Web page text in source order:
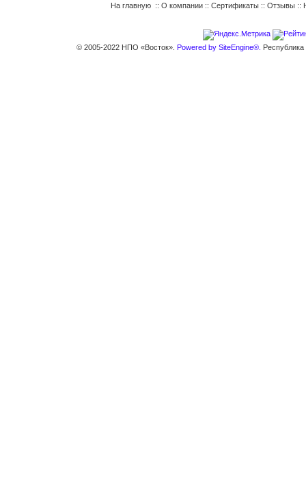
На главную :: О компании :: Сертификаты :: Отзывы ::
© 2005-2022 НПО «Восток». Powered by SiteEngine®.